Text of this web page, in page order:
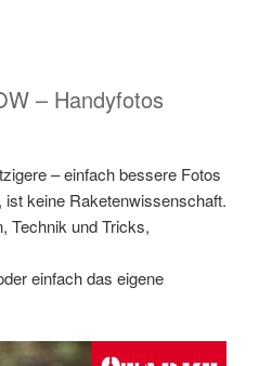
– Handyfotos
– einfach bessere Fotos
keine Raketenwissenschaft.
Technik und Tricks,
einfach das eigene